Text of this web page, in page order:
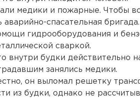
медики и пожарные. Чтобы
аварийно-спасательная
гидрооборудования и
сваркой.
внутри будки действительно
занялись медики.
он выломал решетку
из будки, однако не